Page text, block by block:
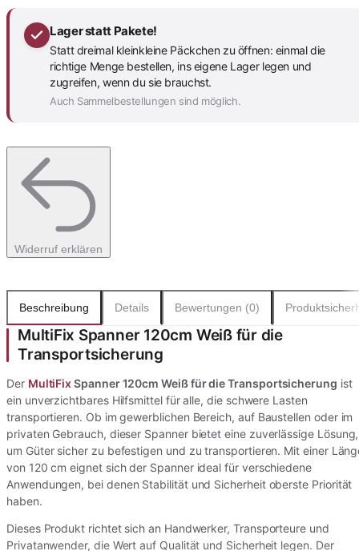
Lager statt Pakete!
Statt dreimal kleinkleine Päckchen zu öffnen: einmal die
richtige Menge bestellen, ins eigene Lager legen und
zugreifen, wenn du sie brauchst.
Auch Sammelbestellungen sind möglich.
Widerruf erklären
Beschreibung Details Bewertungen (0)
MultiFix Spanner 120cm Weiß für die
Transportsicherung
Der MultiFixSpanner 120cm Weiß für die Transportsicherung ist
ein unverzichtbares Hilfsmittel für alle, die schwere Lasten
transportieren. Ob im gewerblichen Bereich, auf Baustellen oder im
privaten Gebrauch, dieser Spanner bietet eine zuverlässige Lösung,
um Güter sicher zu befestigen und zu transportieren. Mit einer
von 120 cm eignet sich der Spanner ideal für verschiedene
Anwendungen, bei denen Stabilität und Sicherheit oberste Priorität
haben.
Dieses Produkt richtet sich an Handwerker, Transporteure und
Privatanwender, die Wert auf Qualität und Sicherheit legen. Der